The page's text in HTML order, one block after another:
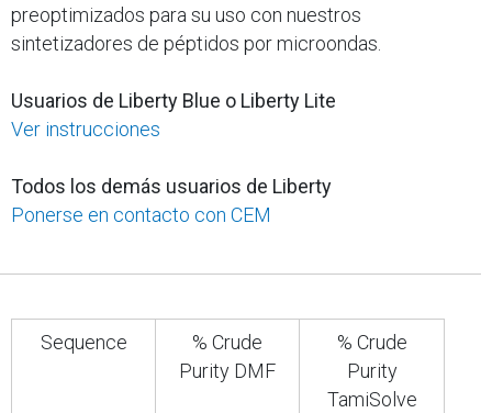
preoptimizados para su uso con nuestros
sintetizadores de péptidos por microondas.
Usuarios de Liberty Blue o Liberty Lite
Ver instrucciones
Todos los demás usuarios de Liberty
Ponerse en contacto con CEM
Sequence
% Crude
Purity DMF
% Crude
Purity
TamiSolve